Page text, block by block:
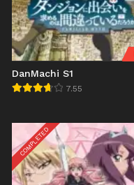
DanMachi S1
7.55
COMPLETED